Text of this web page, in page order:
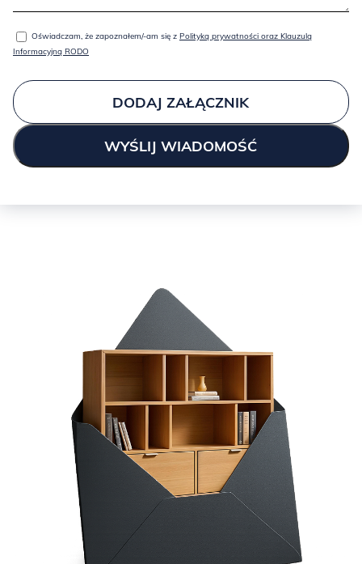
Oświadczam, że zapoznałem/-am się z Polityką prywatności oraz Klauzulą
Informacyjną RODO
DODAJ ZAŁĄCZNIK